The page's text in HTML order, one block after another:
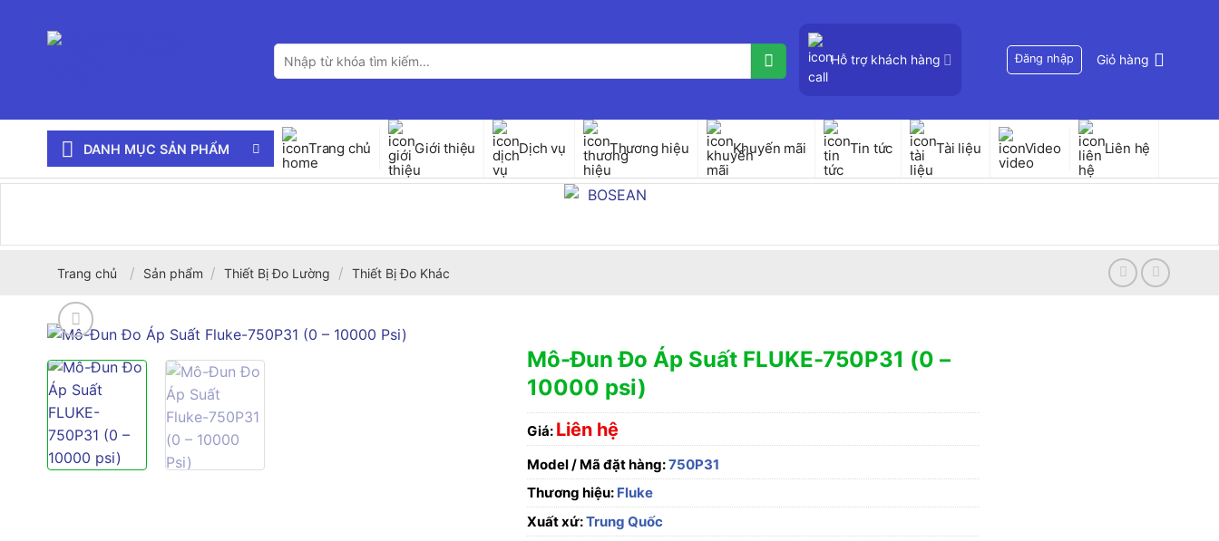
Tìm
kiếm:
Hỗ trợ khách hàng Đăng nhập Giỏ hàng
DANH MỤC SẢN PHẨM Trang chủ Giới thiệu Dịch vụ Thương hiệu Khuyến mãi Tin tức Tài liệu Video Liên hệ
Trang chủ / Sản phẩm / Thiết Bị Đo Lường / Thiết Bị Đo Khác
Mô-Đun Đo Áp Suất FLUKE-750P31 (0 –
10000 psi)
Giá: Liên hệ
Model / Mã đặt hàng:750P31
Thương hiệu: Fluke
Xuất xứ:Trung Quốc